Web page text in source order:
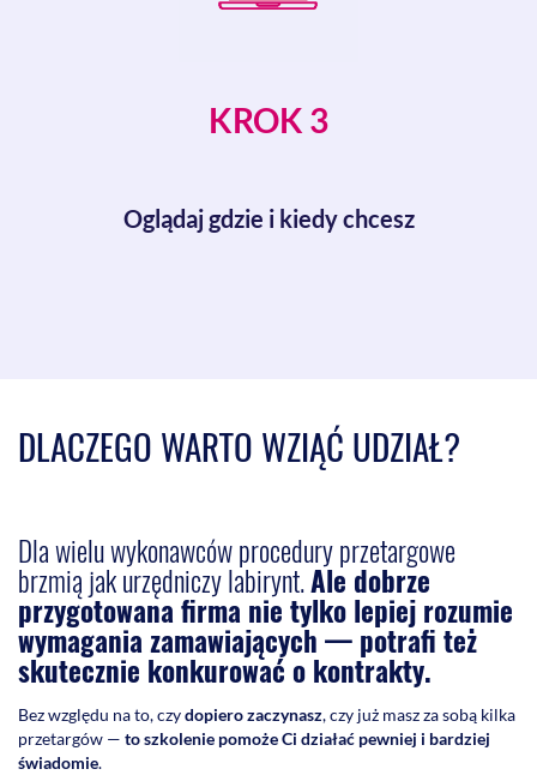
KROK 3
Oglądaj gdzie i kiedy chcesz
DLACZEGO WARTO WZIĄĆ UDZIAŁ?
Dla wielu wykonawców procedury przetargowe
brzmią jak urzędniczy labirynt.Ale dobrze
przygotowana firma nie tylko lepiej rozumie
wymagania zamawiających — potrafi też
skutecznie konkurować o kontrakty.
Bez względu na to, czydopiero zaczynasz, czy już masz za sobą kilka
przetargów — to szkolenie pomoże Ci działać pewniej i bardziej
świadomie.